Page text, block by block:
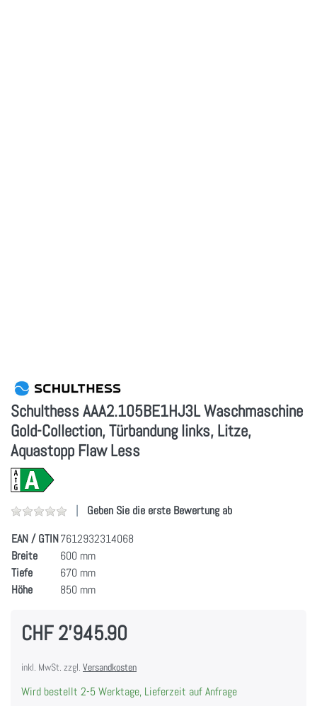
Schulthess AAA2.105BE1HJ3L Waschmaschine
Gold-Collection, Türbandung links, Litze,
Aquastopp Flaw Less
Geben Sie die erste Bewertung ab
EAN / GTIN7612932314068
Breite
600 mm
Tiefe
670 mm
Höhe
850 mm
CHF 2'945.90
inkl. MwSt. zzgl. Versandkosten
Wird bestellt 2-5 Werktage, Lieferzeit auf Anfrage